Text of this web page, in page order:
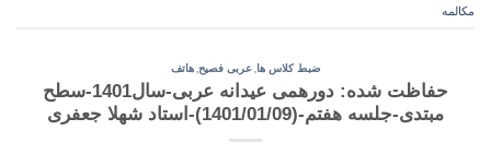
مکالمه
ضبط کلاس ها,عربی فصیح,هاتف
حفاظت شده: دورهمی عیدانه عربی-سال1401-سطح
مبتدی-جلسه هفتم-(1401/01/09)-استاد شهلا جعفری